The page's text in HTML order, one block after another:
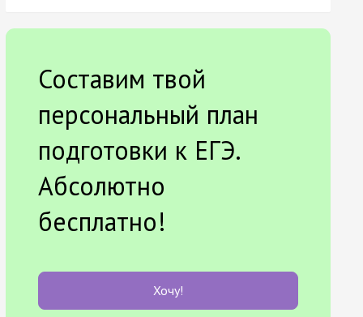
Составим твой
персональный план
подготовки к ЕГЭ.
Абсолютно
бесплатно!
Хочу!